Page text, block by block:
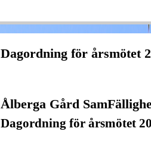
Dagordning för årsmötet
Ålberga Gård
Dagordning för årsmötet